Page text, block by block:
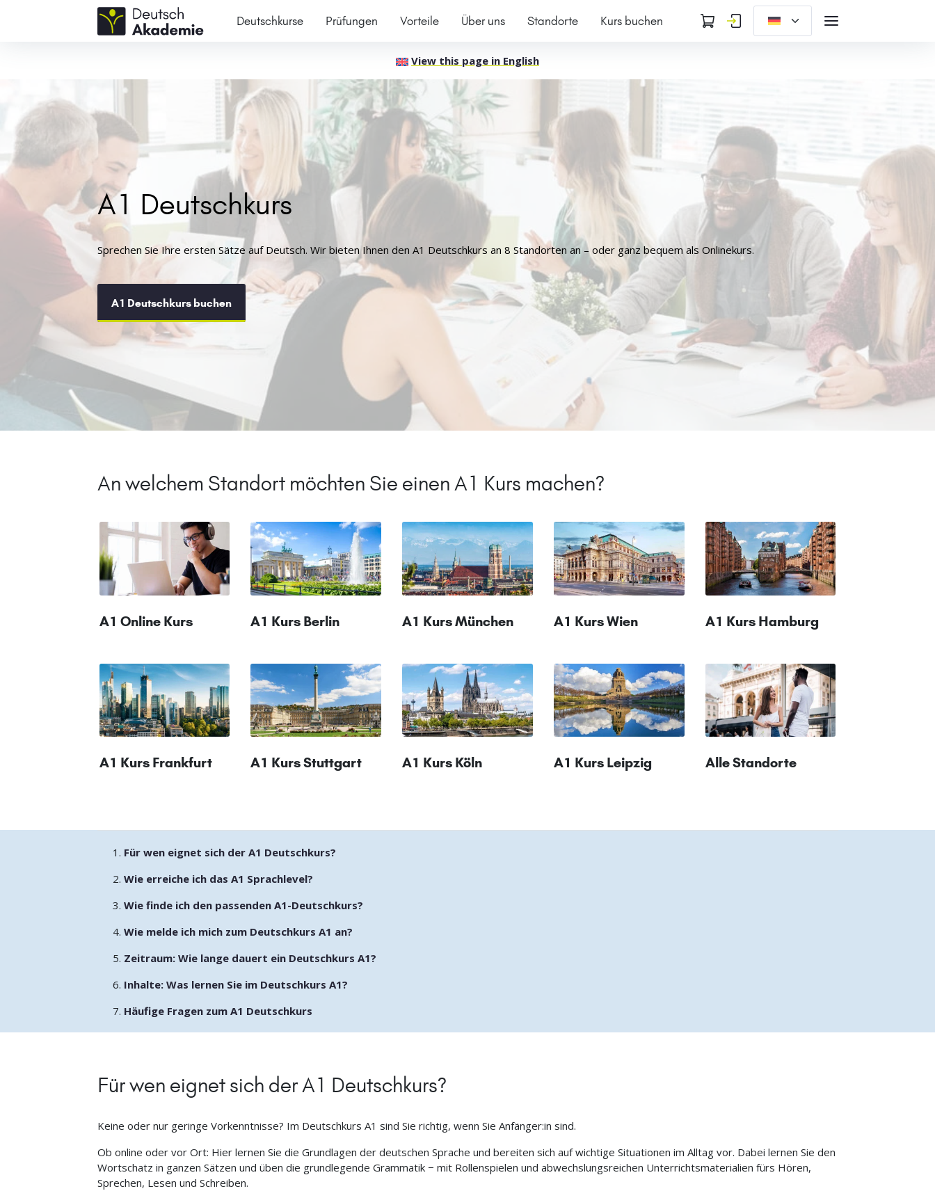
Deutschkurse Prüfungen Vorteile Über uns Standorte Kurs buchen
View this page in English
A1 Deutschkurs
Sprechen Sie Ihre ersten Sätze auf Deutsch. Wir bieten Ihnen den A1 Deutschkurs an 8 Standorten an – oder ganz bequem als Onlinekurs.
A1 Deutschkurs buchen
An welchem Standort möchten Sie einen A1 Kurs machen?
A1 Online Kurs A1 Kurs Berlin A1 Kurs München A1 Kurs Wien A1 Kurs Hamburg
A1 Kurs Frankfurt A1 Kurs Stuttgart A1 Kurs Köln A1 Kurs Leipzig Alle Standorte
Für wen eignet sich der A1 Deutschkurs?
Wie erreiche ich das A1 Sprachlevel?
Wie finde ich den passenden A1-Deutschkurs?
Wie melde ich mich zum Deutschkurs A1 an?
Zeitraum: Wie lange dauert ein Deutschkurs A1?
Inhalte: Was lernen Sie im Deutschkurs A1?
Häufige Fragen zum A1 Deutschkurs
Für wen eignet sich der A1 Deutschkurs?
Keine oder nur geringe Vorkenntnisse? Im Deutschkurs A1 sind Sie richtig, wenn Sie Anfänger:in sind.
Ob online oder vor Ort: Hier lernen Sie die Grundlagen der deutschen Sprache und bereiten sich auf wichtige Situationen im Alltag vor. Dabei lernen Sie den
Wortschatz in ganzen Sätzen und üben die grundlegende Grammatik − mit Rollenspielen und abwechslungsreichen Unterrichtsmaterialien fürs Hören,
Sprechen, Lesen und Schreiben.